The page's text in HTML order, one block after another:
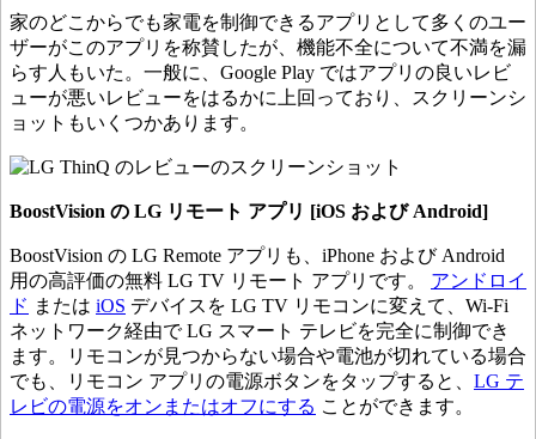
家のどこからでも家電を制御できるアプリとして多くのユー
ザーがこのアプリを称賛したが、機能不全について不満を漏
らす人もいた。一般に、Google Play ではアプリの良いレビ
ューが悪いレビューをはるかに上回っており、スクリーンシ
ョットもいくつかあります。
BoostVision の LG リモート アプリ [iOS および Android]
BoostVision の LG Remote アプリも、iPhone および Android
用の高評価の無料 LG TV リモート アプリです。 アンドロイ
ド または iOS デバイスを LG TV リモコンに変えて、Wi-Fi
ネットワーク経由で LG スマート テレビを完全に制御でき
ます。リモコンが見つからない場合や電池が切れている場合
でも、リモコン アプリの電源ボタンをタップすると、 LG テ
レビの電源をオンまたはオフにする ことができます。